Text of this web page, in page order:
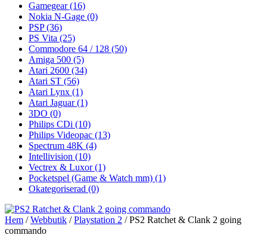
Gamegear(16)
Nokia N-Gage (0)
PSP(36)
PS Vita (25)
Commodore 64 / 128 (50)
Amiga 500 (5)
Atari 2600 (34)
Atari ST (56)
Atari Lynx (1)
Atari Jaguar(1)
3DO (0)
Philips CDi (10)
Philips Videopac (13)
Spectrum 48K (4)
Intellivision (10)
Vectrex & Luxor(1)
Pocketspel (Game & Watch mm) (1)
Okategoriserad (0)
Hem /Webbutik /Playstation 2 / PS2 Ratchet & Clank 2 going
commando